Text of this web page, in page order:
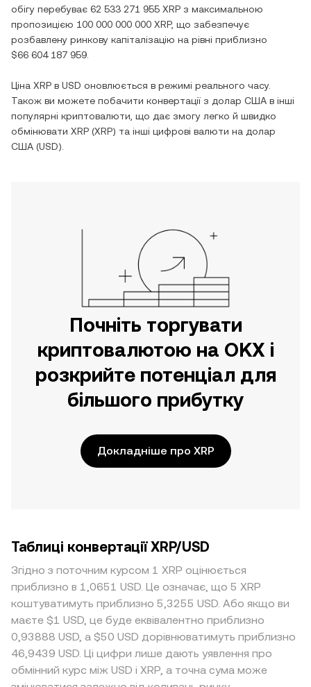
обігу перебуває 62 533 271 955 XRP з максимальною
пропозицією 100 000 000 000 XRP, що забезпечує
розбавлену ринкову капіталізацію на рівні приблизно
$66 604 187 959
Ціна XRP в USD оновлюється в режимі реального часу.
Також ви можете побачити конвертації з долар США в інші
популярні криптовалюти, що дає змогу легко й швидко
обмінювати XRP (XRP) та інші цифрові валюти на долар
США (USD).
Почніть торгувати
криптовалютою на OKX і
розкрийте потенціал для
більшого прибутку
Докладніше про XRP
Таблиці конвертації XRP/USD
Згідно з поточним курсом 1 XRP оцінюється
приблизно в 1,0651 USD. Це означає, що 5 XRP
коштуватимуть приблизно 5,3255 USD. Або якщо ви
маєте $1 USD, це буде еквівалентно приблизно
0,93888 USD, а $50 USD дорівнюватимуть приблизно
46,9439 USD. Ці цифри лише дають уявлення про
обмінний курс між USD і XRP, а точна сума може